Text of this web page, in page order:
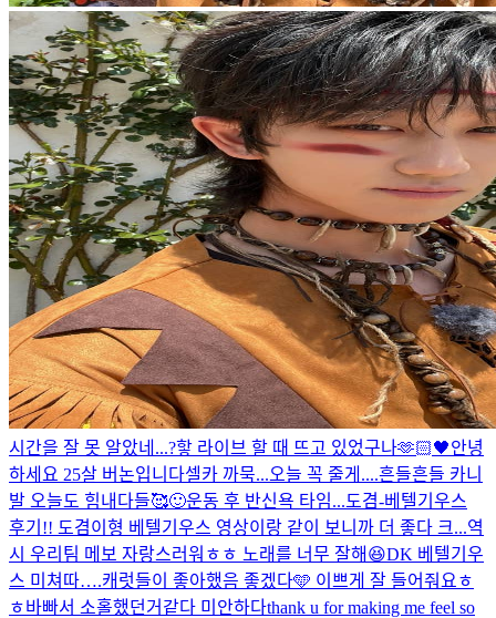
시간을 잘 못 알았네...?핳 라이브 할 때 뜨고 있었구나🫶🏻🖤안녕
하세요 25살 버논입니다셀카 까묵...오늘 꼭 줄게....흔들흔들 카니
발 오늘도 힘내다들🥰🙂운동 후 반신욕 타임...도겸-베텔기우스
후기!! 도겸이형 베텔기우스 영상이랑 같이 보니까 더 좋다 크...역
시 우리팀 메보 자랑스러워ㅎㅎ 노래를 너무 잘해😆DK 베텔기우
스 미쳐따….캐럿들이 좋아했음 좋겠다🩵 이쁘게 잘 들어줘요ㅎ
ㅎ바빠서 소홀했던거같다 미안하다thank u for making me feel so